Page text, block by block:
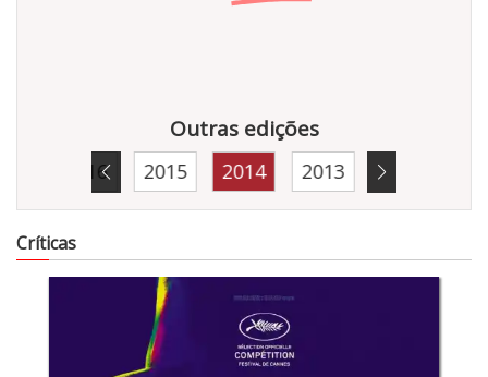
Outras edições
2016 2015 2014 2013
Críticas